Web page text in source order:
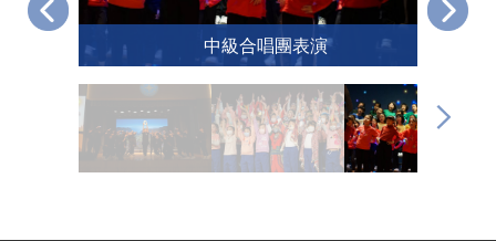
中級合唱團表演